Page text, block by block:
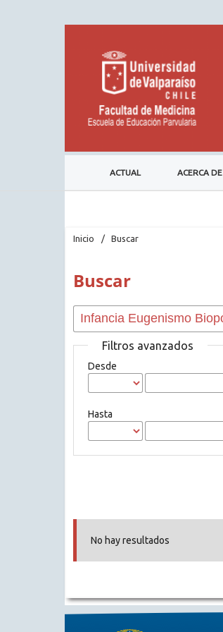
ACTUAL ACERCA DE
Inicio / Buscar
Buscar
Filtros avanzados
Desde
Hasta
No hay resultados